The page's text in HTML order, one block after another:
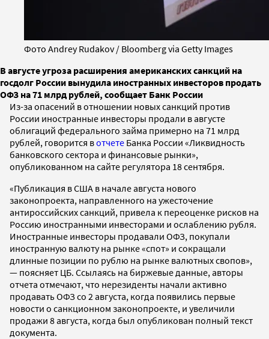
Фото Andrey Rudakov / Bloomberg via Getty Images
В августе угроза расширения американских санкций на
госдолг России вынудила иностранных инвесторов продать
ОФЗ на 71 млрд рублей, сообщает Банк России
Из-за опасений в отношении новых санкций против
России иностранные инвесторы продали в августе
облигаций федерального займа примерно на 71 млрд
рублей, говорится вотчете Банка России «Ликвидность
банковского сектора и финансовые рынки»,
опубликованном на сайте регулятора 18 сентября.
«Публикация в США в начале августа нового
законопроекта, направленного на ужесточение
антироссийских санкций, привела к переоценке рисков на
Россию иностранными инвесторами и ослаблению рубля.
Иностранные инвесторы продавали ОФЗ, покупали
иностранную валюту на рынке «спот» и сокращали
длинные позиции по рублю на рынке валютных свопов»,
— поясняет ЦБ. Ссылаясь на биржевые данные, авторы
отчета отмечают, что нерезиденты начали активно
продавать ОФЗ со 2 августа, когда появились первые
новости о санкционном законопроекте, и увеличили
продажи 8 августа, когда был опубликован полный текст
документа.